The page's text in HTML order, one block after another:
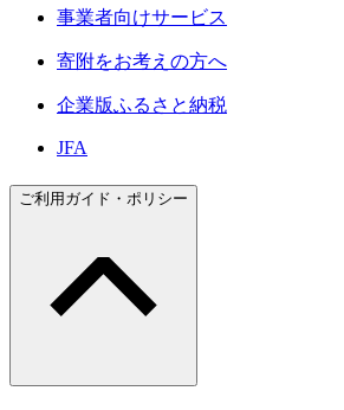
事業者向けサービス
寄附をお考えの方へ
企業版ふるさと納税
JFA
ご利用ガイド・ポリシー